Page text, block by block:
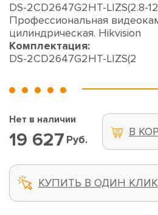
DS-2CD2647G2HT-LIZS(2.8-
Профессиональная
цилиндрическая. Hikvision
Комплектация:
DS-2CD2647G2HT-LIZS(2
Нет в наличии
19 627 Руб.
В
КУПИТЬ В ОДИН КЛИК